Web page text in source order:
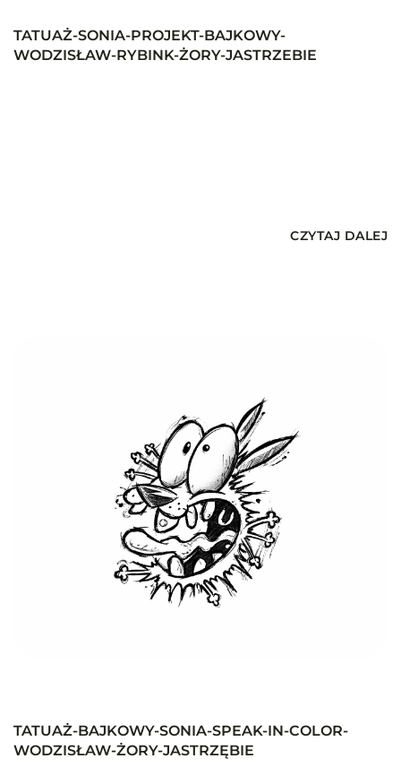
TATUAŻ-SONIA-PROJEKT-BAJKOWY-
WODZISŁAW-RYBINK-ŻORY-JASTRZEBIE
CZYTAJ DALEJ
TATUAŻ-BAJKOWY-SONIA-SPEAK-IN-COLOR-
WODZISŁAW-ŻORY-JASTRZĘBIE